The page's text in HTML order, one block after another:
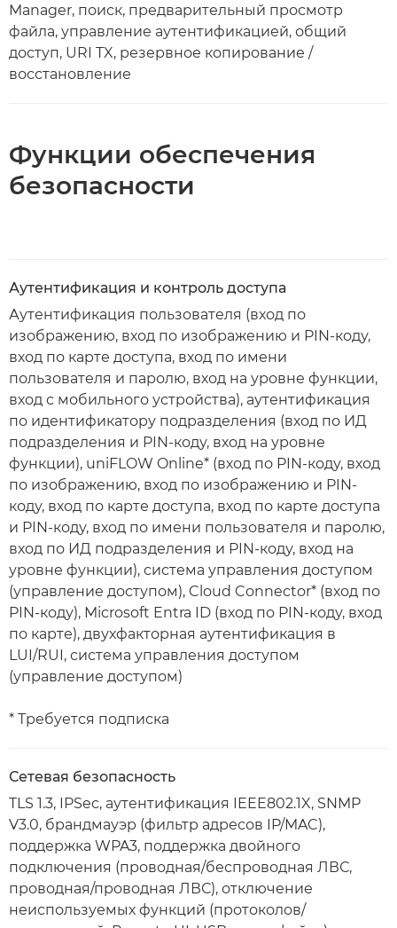
Manager, поиск, предварительный просмотр
файла, управление аутентификацией, общий
доступ, URI TX, резервное копирование /
восстановление
Функции обеспечения
безопасности
Аутентификация и контроль доступа
Аутентификация пользователя (вход по
изображению, вход по изображению и PIN-коду,
вход по карте доступа, вход по имени
пользователя и паролю, вход на уровне функции,
вход с мобильного устройства), аутентификация
по идентификатору подразделения (вход по ИД
подразделения и PIN-коду, вход на уровне
функции), uniFLOW Online* (вход по PIN-коду, вход
по изображению, вход по изображению и PIN-
коду, вход по карте доступа, вход по карте доступа
и PIN-коду, вход по имени пользователя и паролю,
вход по ИД подразделения и PIN-коду, вход на
уровне функции), система управления доступом
(управление доступом), Cloud Connector* (вход по
PIN-коду), Microsoft Entra ID (вход по PIN-коду, вход
по карте), двухфакторная аутентификация в
LUI/RUI, система управления доступом
(управление доступом)
* Требуется подписка
Сетевая безопасность
TLS 1.3, IPSec, аутентификация IEEE802.1X, SNMP
V3.0, брандмауэр (фильтр адресов IP/MAC),
поддержка WPA3, поддержка двойного
подключения (проводная/беспроводная ЛВС,
проводная/проводная ЛВС), отключение
неиспользуемых функций (протоколов/